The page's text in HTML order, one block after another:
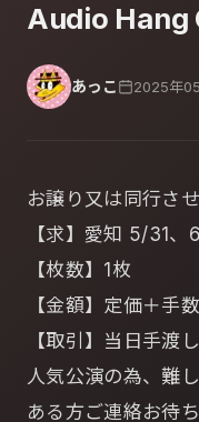
Audio Hang
あっこ 2025年
お譲り又は同行さ
【求】愛知 5/31、
【枚数】1枚
【金額】定価＋手
【取引】当日手渡し
人気公演の為、難
ある方ご連絡お待